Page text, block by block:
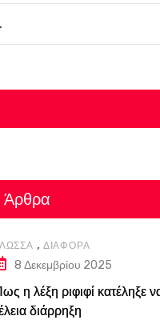
Άρθρα
, ΔΙΆΦΟΡΑ
8 Δεκεμβρίου 2025
η λέξη ριφιφί κατέληξε
διάρρηξη